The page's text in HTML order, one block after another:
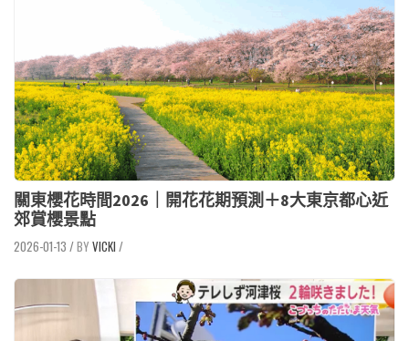
關東櫻花時間2026｜開花花期預測＋8大東京都心近
郊賞櫻景點
2026-01-13 / VICKI /